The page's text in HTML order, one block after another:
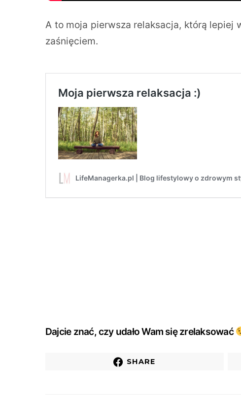
A to moja pierwsza relaksacja, którą lepiej
zaśnięciem.
Dajcie znać, czy udało Wam się zrelaksować
SHARE